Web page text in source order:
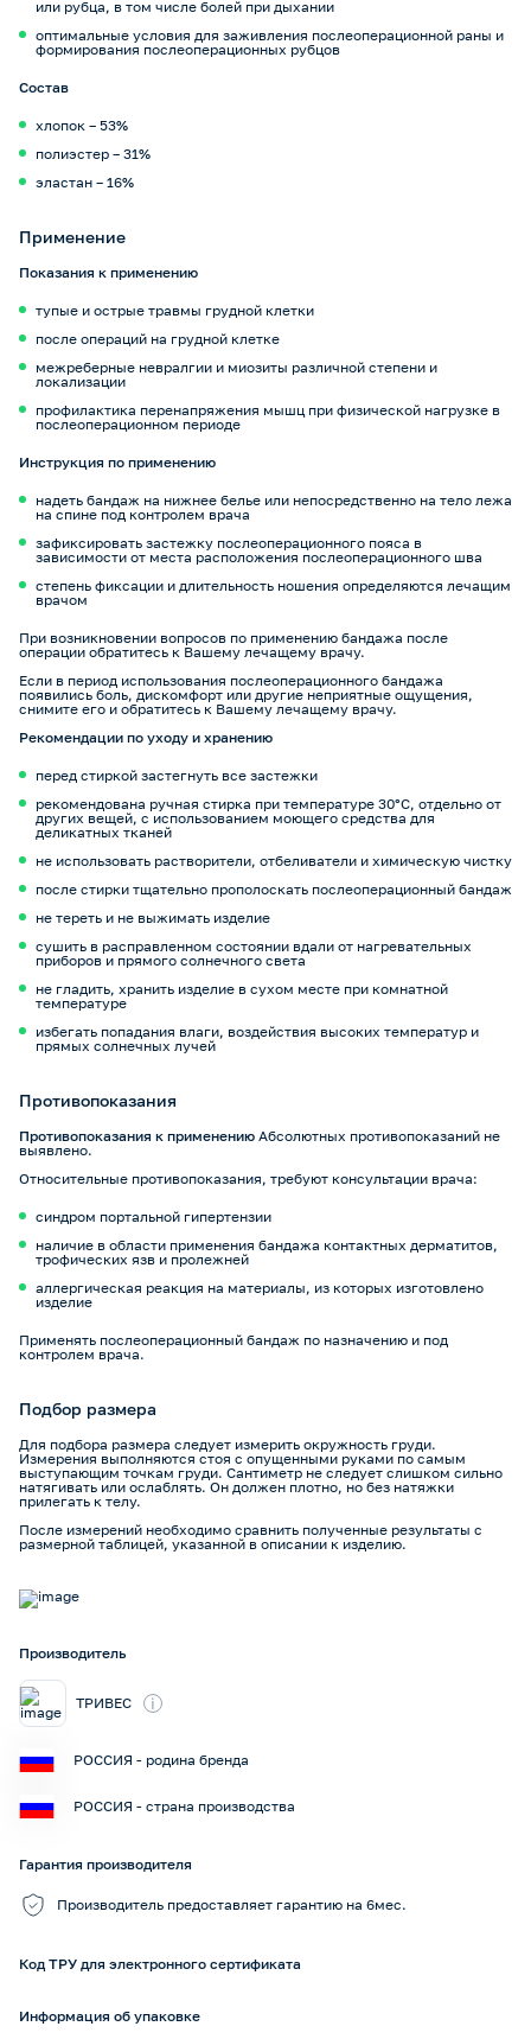
или рубца, в том числе болей при дыхании
оптимальные условия для заживления послеоперационной раны и
формирования послеоперационных рубцов
Состав
хлопок – 53%
полиэстер – 31%
эластан – 16%
Применение
Показания к применению
тупые и острые травмы грудной клетки
после операций на грудной клетке
межреберные невралгии и миозиты различной степени и
локализации
профилактика перенапряжения мышц при физической нагрузке в
послеоперационном периоде
Инструкция по применению
надеть бандаж на нижнее белье или непосредственно на тело лежа
на спине под контролем врача
зафиксировать застежку послеоперационного пояса в
зависимости от места расположения послеоперационного шва
степень фиксации и длительность ношения определяются лечащим
врачом
При возникновении вопросов по применению бандажа после
операции обратитесь к Вашему лечащему врачу.
Если в период использования послеоперационного бандажа
появились боль, дискомфорт или другие неприятные ощущения,
снимите его и обратитесь к Вашему лечащему врачу.
Рекомендации по уходу и хранению
перед стиркой застегнуть все застежки
рекомендована ручная стирка при температуре 30°С, отдельно от
других вещей, с использованием моющего средства для
деликатных тканей
не использовать растворители, отбеливатели и химическую чистку
после стирки тщательно прополоскать послеоперационный бандаж
не тереть и не выжимать изделие
сушить в расправленном состоянии вдали от нагревательных
приборов и прямого солнечного света
не гладить, хранить изделие в сухом месте при комнатной
температуре
избегать попадания влаги, воздействия высоких температур и
прямых солнечных лучей
Противопоказания
Противопоказания к применению Абсолютных противопоказаний не
выявлено.
Относительные противопоказания, требуют консультации врача:
синдром портальной гипертензии
наличие в области применения бандажа контактных дерматитов,
трофических язв и пролежней
аллергическая реакция на материалы, из которых изготовлено
изделие
Применять послеоперационный бандаж по назначению и под
контролем врача.
Подбор размера
Для подбора размера следует измерить окружность груди.
Измерения выполняются стоя с опущенными руками по самым
выступающим точкам груди. Сантиметр не следует слишком сильно
натягивать или ослаблять. Он должен плотно, но без натяжки
прилегать к телу.
После измерений необходимо сравнить полученные результаты с
размерной таблицей, указанной в описании к изделию.
Производитель
ТРИВЕС i
РОССИЯ - родина бренда
РОССИЯ - страна производства
Гарантия производителя
Производитель предоставляет гарантию на 6мес.
Код ТРУ для электронного сертификата
Информация об упаковке